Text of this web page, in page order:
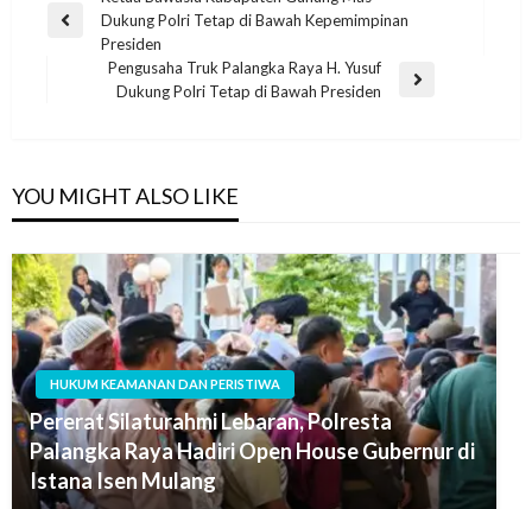
Dukung Polri Tetap di Bawah Kepemimpinan
Presiden
Pengusaha Truk Palangka Raya H. Yusuf
Dukung Polri Tetap di Bawah Presiden
YOU MIGHT ALSO LIKE
HUKUM KEAMANAN DAN PERISTIWA
Pererat Silaturahmi Lebaran, Polresta
Palangka Raya Hadiri Open House Gubernur di
Istana Isen Mulang